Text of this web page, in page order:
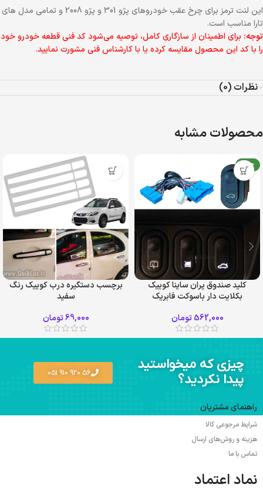
این لنت ترمز برای چرخ عقب خودروهای پژو 301 و پژو 2008 و تمامی مدل های
تارا مناسب است.
توجه: برای اطمینان از سازگاری کامل، توصیه می‌شود کد فنی قطعه خودرو خود
را با کد این محصول مقایسه کرده یا با کارشناس فنی مشورت نمایید.
نظرات (0)
محصولات مشابه
جدید
کلید صندوق پران ساینا کوییک
بکلایت دار باسوکت فابریک
562,000 تومان
برچسب دستگیره درب کوییک رنگ
سفید
69,000تومان
چیزی که میخواستید
پیدا نکردید؟
56 920 910 051
راهنمای مشتریان
شرایط مرجوعی کالا
هزینه و روش‌های ارسال
تماس با ما
نماد اعتماد